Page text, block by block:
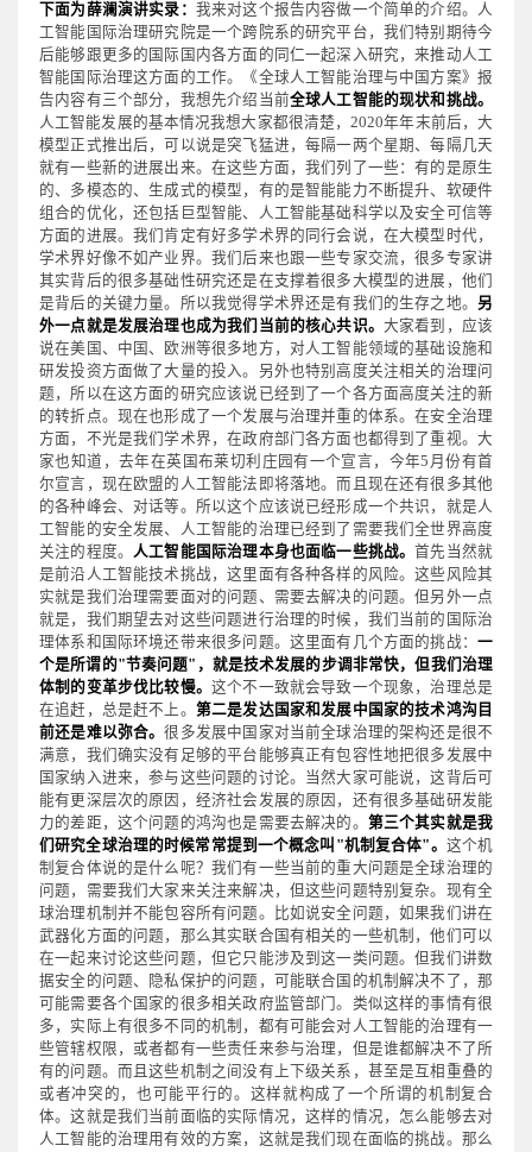
下面为薛澜演讲实录： 我来对这个报告内容做一个简单的介绍。人
工智能国际治理研究院是一个跨院系的研究平台，我们特别期待今
后能够跟更多的国际国内各方面的同仁一起深入研究，来推动人工
智能国际治理这方面的工作。《全球人工智能治理与中国方案》报
告内容有三个部分，我想先介绍当前全球人工智能的现状和挑战。
人工智能发展的基本情况我想大家都很清楚，2020年年末前后，大
模型正式推出后，可以说是突飞猛进，每隔一两个星期、每隔几天
就有一些新的进展出来。在这些方面，我们列了一些：有的是原生
的、多模态的、生成式的模型，有的是智能能力不断提升、软硬件
组合的优化，还包括巨型智能、人工智能基础科学以及安全可信等
方面的进展。我们肯定有好多学术界的同行会说，在大模型时代，
学术界好像不如产业界。我们后来也跟一些专家交流，很多专家讲
其实背后的很多基础性研究还是在支撑着很多大模型的进展，他们
是背后的关键力量。所以我觉得学术界还是有我们的生存之地。 另
外一点就是发展治理也成为我们当前的核心共识。 大家看到，应该
说在美国、中国、欧洲等很多地方，对人工智能领域的基础设施和
研发投资方面做了大量的投入。另外也特别高度关注相关的治理问
题，所以在这方面的研究应该说已经到了一个各方面高度关注的新
的转折点。现在也形成了一个发展与治理并重的体系。在安全治理
方面，不光是我们学术界，在政府部门各方面也都得到了重视。大
家也知道，去年在英国布莱切利庄园有一个宣言，今年5月份有首
尔宣言，现在欧盟的人工智能法即将落地。而且现在还有很多其他
的各种峰会、对话等。所以这个应该说已经形成一个共识，就是人
工智能的安全发展、人工智能的治理已经到了需要我们全世界高度
关注的程度。人工智能国际治理本身也面临一些挑战。首先当然就
是前沿人工智能技术挑战，这里面有各种各样的风险。这些风险其
实就是我们治理需要面对的问题、需要去解决的问题。但另外一点
就是，我们期望去对这些问题进行治理的时候，我们当前的国际治
理体系和国际环境还带来很多问题。这里面有几个方面的挑战： 一
个是所谓的"节奏问题"，就是技术发展的步调非常快，但我们治理
体制的变革步伐比较慢。 这个不一致就会导致一个现象，治理总是
在追赶，总是赶不上。 第二是发达国家和发展中国家的技术鸿沟目
前还是难以弥合。很多发展中国家对当前全球治理的架构还是很不
满意，我们确实没有足够的平台能够真正有包容性地把很多发展中
国家纳入进来，参与这些问题的讨论。当然大家可能说，这背后可
能有更深层次的原因，经济社会发展的原因，还有很多基础研发能
力的差距，这个问题的鸿沟也是需要去解决的。 第三个其实就是我
们研究全球治理的时候常常提到一个概念叫"机制复合体"。 这个机
制复合体说的是什么呢？我们有一些当前的重大问题是全球治理的
问题，需要我们大家来关注来解决，但这些问题特别复杂。现有全
球治理机制并不能包容所有问题。比如说安全问题，如果我们讲在
武器化方面的问题，那么其实联合国有相关的一些机制，他们可以
在一起来讨论这些问题，但它只能涉及到这一类问题。但我们讲数
据安全的问题、隐私保护的问题，可能联合国的机制解决不了，那
可能需要各个国家的很多相关政府监管部门。类似这样的事情有很
多，实际上有很多不同的机制，都有可能会对人工智能的治理有一
些管辖权限，或者都有一些责任来参与治理，但是谁都解决不了所
有的问题。而且这些机制之间没有上下级关系，甚至是互相重叠的
或者冲突的，也可能平行的。这样就构成了一个所谓的机制复合
体。这就是我们当前面临的实际情况，这样的情况，怎么能够去对
人工智能的治理用有效的方案，这就是我们现在面临的挑战。那么